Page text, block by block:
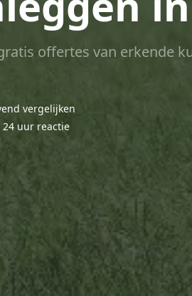
offertes van erkende
vergelijken
24 uur reactie